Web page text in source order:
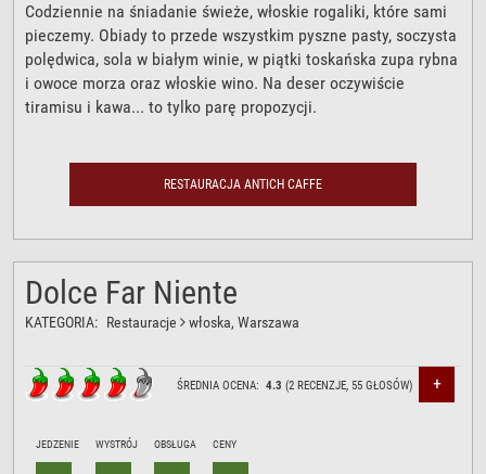
Codziennie na śniadanie świeże, włoskie rogaliki, które sami
pieczemy. Obiady to przede wszystkim pyszne pasty, soczysta
polędwica, sola w białym winie, w piątki toskańska zupa rybna
i owoce morza oraz włoskie wino. Na deser oczywiście
tiramisu i kawa... to tylko parę propozycji.
RESTAURACJA ANTICH CAFFE
Dolce Far Niente
KATEGORIA: Restauracje włoska, Warszawa
ŚREDNIA OCENA:4.3 (2 RECENZJE, 55 GŁOSÓW) +
JEDZENIE WYSTRÓJ OBSŁUGA CENY